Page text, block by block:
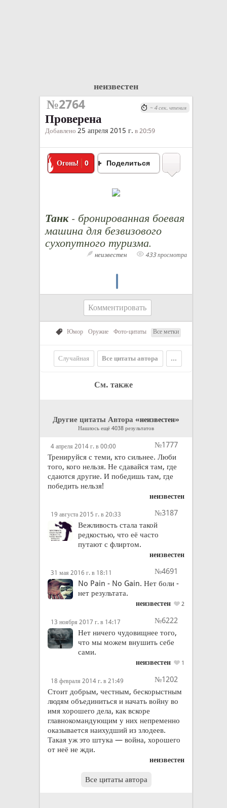
неизвестен
№2764
Проверена
Добавлено 25 апреля 2015 г. в 20:59
Огонь! 0 Поделиться
Танк- бронированная боевая
машина для безвизового
сухопутного туризма.
неизвестен 433 просмотра
~ 4 сек. чтения
Комментировать
Юмор Оружие Фото-цитаты Все метки
Случайная Все цитаты автора ...
См. также
Другие цитаты Автора «неизвестен»
Нашлось ещё 4038 результатов
4 апреля 2014 г. в 00:00
№1777
Тренируйся с теми, кто сильнее. Люби
того, кого нельзя. Не сдавайся там, где
сдаются другие. И победишь там, где
победить нельзя!
неизвестен
19 августа 2015 г. в 20:33
№3187
Вежливость стала такой
редкостью, что её часто
путают с флиртом.
неизвестен
31 мая 2016 г. в 18:11
№4691
No Pain - No Gain. Нет боли -
нет результата.
неизвестен 2
13 ноября 2017 г. в 14:17
№6222
Нет ничего чудовищнее того,
что мы можем внушить себе
сами.
неизвестен 1
18 февраля 2014 г. в 21:49
№1202
Стоит добрым, честным, бескорыстным
людям объединиться и начать войну во
имя хорошего дела, как вскоре
главнокомандующим у них непременно
оказывается наихудший из злодеев.
Такая уж это штука — война, хорошего
от неё не жди.
неизвестен
Все цитаты автора